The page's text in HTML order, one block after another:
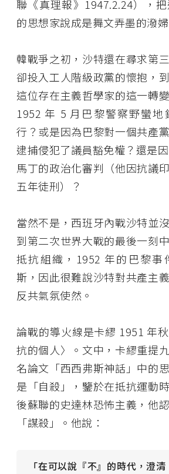
聯《真理報》1947.2.24），
的思想家說成是舞文弄墨的潑婦
韓戰爭之初，沙特還在尋求第
卻投入工人階級政黨的懷抱，
這位存在主義哲學家的這一轉
1952 年 5 月巴黎警察野蠻地
行？或是因為巴黎對一個共產
逮捕侵犯了議員豁免權？還是
馬丁的政治化審判（他因抗議
五年徒刑）？
當然不是，西班牙內戰沙特並
到第二次世界大戰的最後一刻
抵抗組織，1952 年的巴黎事
斯，因此很難說沙特對共產主
反共氣氛使然。
論戰的導火線是卡繆 1951 年
抗的個人〉。文中，卡繆重提
名論文「西西弗斯神話」中的
是「自殺」，鑒於在抵抗運動
後蘇聯的史達林恐怖主義，他
「謀殺」。他說：
「在可以說『不』的時代，澄